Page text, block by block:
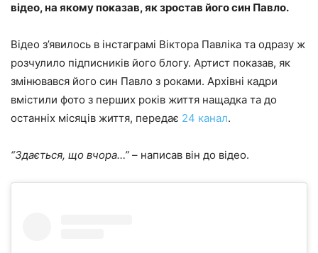
відео, на якому показав, як зростав його син Павло.
Відео з’явилось в інстаграмі Віктора Павліка та одразу ж
розчулило підписників його блогу. Артист показав, як
змінювався його син Павло з роками. Архівні кадри
вмістили фото з перших років життя нащадка та до
останніх місяців життя, передає 24 канал.
“Здається, що вчора…” – написав він до відео.